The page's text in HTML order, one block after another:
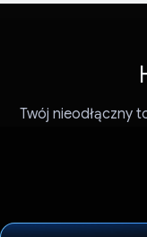
Twój nieodłączny